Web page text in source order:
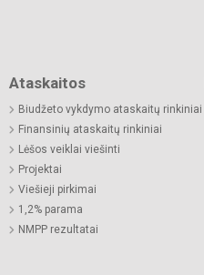
Ataskaitos
Biudžeto vykdymo ataskaitų rinkiniai
Finansinių ataskaitų rinkiniai
Lėšos veiklai viešinti
Projektai
Viešieji pirkimai
1,2% parama
NMPP rezultatai